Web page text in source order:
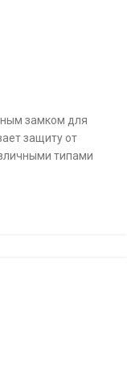
замком для
защиту от
типами